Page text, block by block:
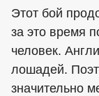
Этот бой
за это время
человек.
лошадей.
значительно